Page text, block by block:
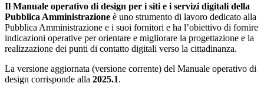
Il Manuale operativo di design per i siti e i servizi digitali della
Pubblica Amministrazione è uno strumento di lavoro dedicato alla
Pubblica Amministrazione e i suoi fornitori e ha l’obiettivo di fornire
indicazioni operative per orientare e migliorare la progettazione e la
realizzazione dei punti di contatto digitali verso la cittadinanza.
La versione aggiornata (versione corrente) del Manuale operativo di
design corrisponde alla 2025.1.